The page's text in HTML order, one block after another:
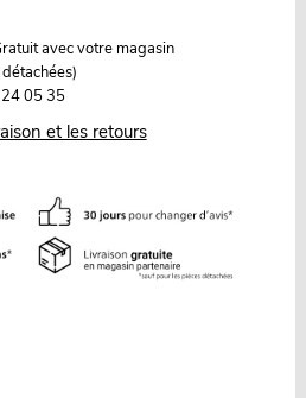
ratuit avec votre magasin
05 35
et les retours